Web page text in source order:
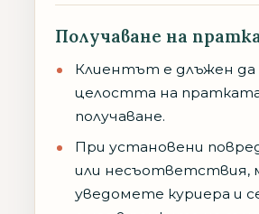
Получаване на
Клиентът е длъжен да
целостта на
получаване.
При установени
или несъответствия,
уведомете куриера и